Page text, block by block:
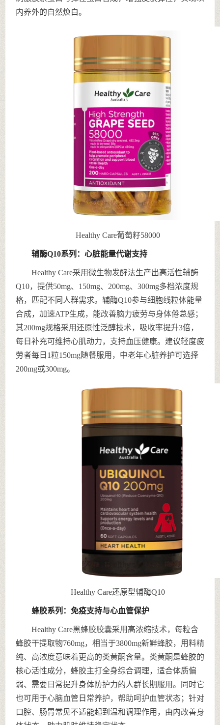
内养外的自然焕白。
Healthy Care葡萄籽58000
辅酶Q10系列：心脏能量代谢支持
Healthy Care采用微生物发酵法生产出高活性辅酶
Q10，提供50mg、150mg、200mg、300mg多档浓度规
格，匹配不同人群需求。辅酶Q10参与细胞线粒体能量
合成，加速ATP生成，能改善脑力疲劳与身体倦怠感；
其200mg规格采用还原性泛醇技术，吸收率提升3倍，
每日补充可维持心肌动力，支持血压健康。建议轻度疲
劳者每日1粒150mg随餐服用，中老年心脏养护可选择
200mg或300mg。
Healthy Care还原型辅酶Q10
蜂胶系列：免疫支持与心血管保护
Healthy Care黑蜂胶胶囊采用高浓缩技术，每粒含
蜂胶干提取物760mg，相当于3800mg新鲜蜂胶，用料精
纯、高浓度意味着更高的类黄酮含量。类黄酮是蜂胶的
核心活性成分，蜂胶主打全身综合调理，适合体质偏
弱、需要日常提升身体防护力的人群长期服用。同时它
也可用于心脑血管日常养护，帮助呵护血管状态；针对
口腔、肠胃常见不适能起到温和调理作用，由内改善身